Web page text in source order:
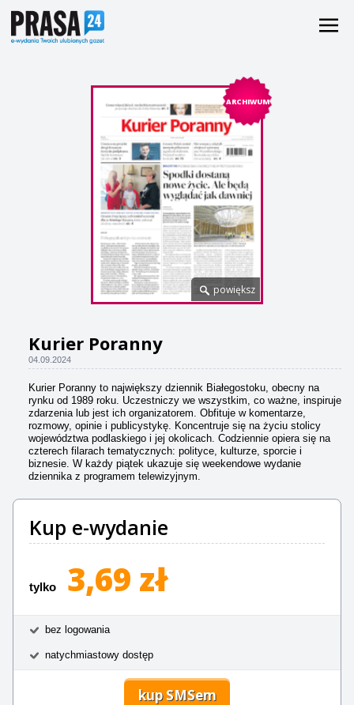
ARCHIWUM
powiększ
Kurier Poranny
04.09.2024
Kurier Poranny to największy dziennik Białegostoku, obecny na
rynku od 1989 roku. Uczestniczy we wszystkim, co ważne, inspiruje
zdarzenia lub jest ich organizatorem. Obfituje w komentarze,
rozmowy, opinie i publicystykę. Koncentruje się na życiu stolicy
województwa podlaskiego i jej okolicach. Codziennie opiera się na
czterech filarach tematycznych: polityce, kulturze, sporcie i
biznesie. W każdy piątek ukazuje się weekendowe wydanie
dziennika z programem telewizyjnym.
Kup e-wydanie
tylko 3,69 zł
bez logowania
natychmiastowy dostęp
kup SMSem